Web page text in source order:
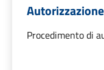
Procedimento di